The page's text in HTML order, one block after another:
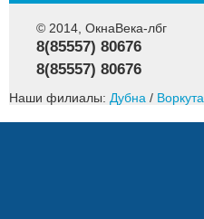
© 2014, ОкнаВека-лбг
8(85557) 80676
8(85557) 80676
Наши филиалы: Дубна / Воркута